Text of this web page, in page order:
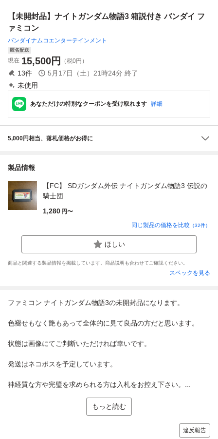
【未開封品】ナイトガンダム物語3 箱説付き バンダイ フ
ァミコン
バンダイナムコエンターテインメント
匿名配送
現在 15,500円 （税0円）
13件 5月17日（土）21時24分 終了
未使用
あなただけの特別なクーポンを受け取れます 詳細
5,000円相当、落札価格がお得に
製品情報
【FC】 SDガンダム外伝 ナイトガンダム物語3 伝説の
騎士団
1,280 円〜
同じ製品の価格を比較 （32件）
ほしい
商品と関連する製品情報を掲載しています。商品説明も合わせてご確認ください。
スペックを見る
ファミコン ナイトガンダム物語3の未開封品になります。
色褪せもなく艶もあって全体的に見て良品の方だと思います。
状態は画像にてご判断いただければ幸いです。
発送はネコポスを予定しています。
神経質な方や完璧を求められる方は入札をお控え下さい。...
もっと読む
違反報告